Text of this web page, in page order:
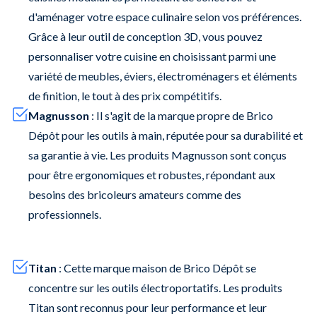
d'aménager votre espace culinaire selon vos préférences.
Grâce à leur outil de conception 3D, vous pouvez
personnaliser votre cuisine en choisissant parmi une
variété de meubles, éviers, électroménagers et éléments
de finition, le tout à des prix compétitifs.
Magnusson : Il s'agit de la marque propre de Brico
Dépôt pour les outils à main, réputée pour sa durabilité et
sa garantie à vie. Les produits Magnusson sont conçus
pour être ergonomiques et robustes, répondant aux
besoins des bricoleurs amateurs comme des
professionnels.
Titan : Cette marque maison de Brico Dépôt se
concentre sur les outils électroportatifs. Les produits
Titan sont reconnus pour leur performance et leur